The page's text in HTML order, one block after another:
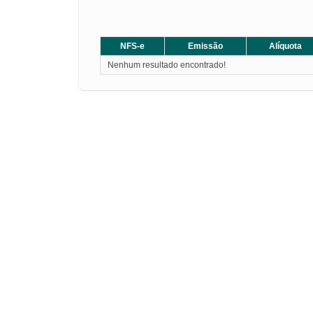
NFS-e Emissão Alíquota
Nenhum resultado encontrado!